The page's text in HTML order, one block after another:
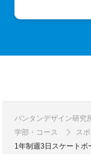
バンタンデザイン研究
学部・コース
ス
1年制週3日スケートボ